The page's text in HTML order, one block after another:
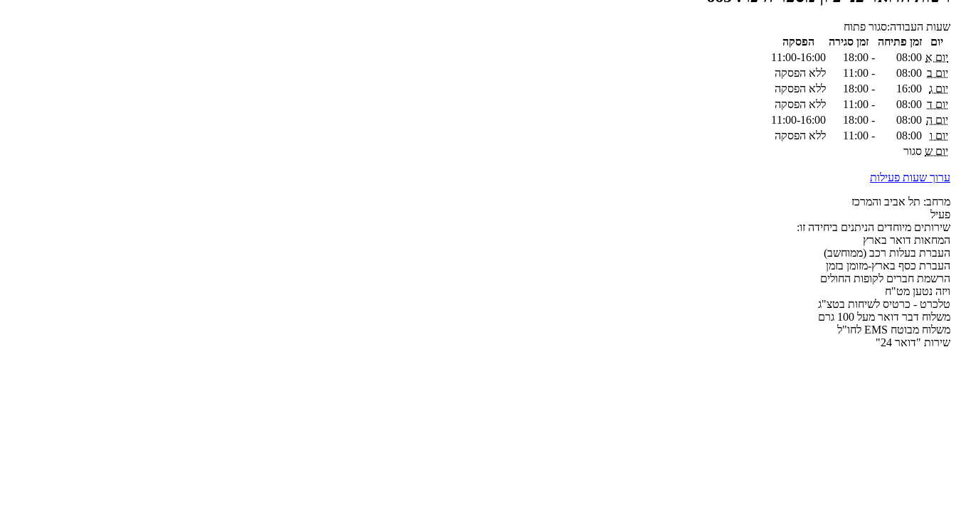
שעות העבודה:סגור פתוח
יום
זמן פתיחה זמן סגירה
הפסקה
יום א 08:00
-
18:00
11:00-16:00
יום ב 08:00
-
11:00
ללא הפסקה
יום ג 16:00
-
18:00
ללא הפסקה
יום ד 08:00
-
11:00
ללא הפסקה
יום ה 08:00
-
18:00
11:00-16:00
יום ו
08:00
-
11:00
ללא הפסקה
יום ש סגור
ערוך שעות פעילות
מרחב: תל אביב והמרכז
פעיל
שירותים מיוחדים הניתנים ביחידה זו:
המחאות דואר בארץ
העברת בעלות רכב (ממוחשב)
העברת כסף בארץ-מזומן בזמן
הרשמת חברים לקופות החולים
ויזה נטען מט"ח
טלכרט - כרטיס לשיחות בטצ"ג
משלוח דבר דואר מעל 100 גרם
משלוח מבוטח EMS לחו"ל
שירות "דואר 24"